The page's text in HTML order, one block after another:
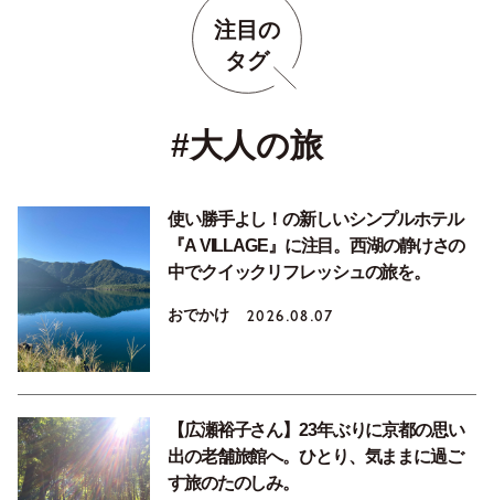
注目の
タグ
#大人の旅
使い勝手よし！の新しいシンプルホテル
『A VILLAGE』に注目。西湖の静けさの
中でクイックリフレッシュの旅を。
おでかけ 2026.08.07
【広瀬裕子さん】23年ぶりに京都の思い
出の老舗旅館へ。ひとり、気ままに過ご
す旅のたのしみ。